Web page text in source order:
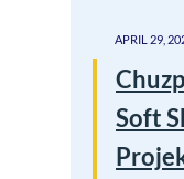
APRIL 29,
Soft